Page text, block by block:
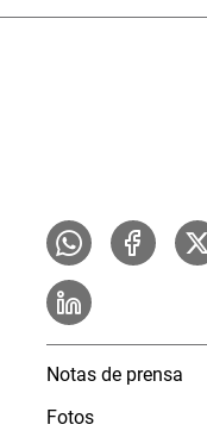
Notas de prensa
Fotos